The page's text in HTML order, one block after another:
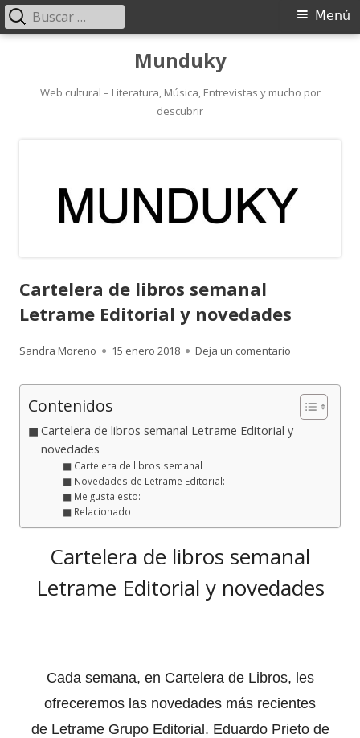
contenido
Munduky
Web cultural – Literatura, Música, Entrevistas y mucho por
descubrir
Menú
Menú
Buscar:
Cartelera de libros semanal
Letrame Editorial y novedades
Autor
Sandra Moreno
Publicado
15 enero 2018 Deja un comentario
Contenidos
Cartelera de libros semanal Letrame Editorial y
novedades
Cartelera de libros semanal
Novedades de Letrame Editorial:
Me gusta esto:
Relacionado
Cartelera de libros semanal
Letrame Editorial y novedades
Cada semana, en Cartelera de Libros, les
ofreceremos las novedades más recientes
de Letrame Grupo Editorial. Eduardo Prieto de